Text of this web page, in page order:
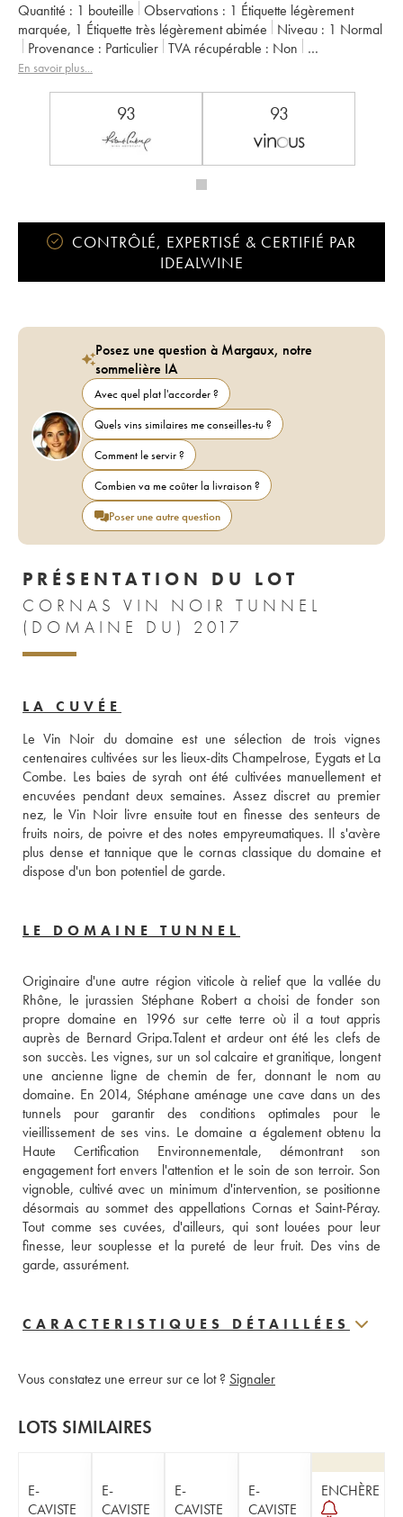
Quantité : 1 bouteille Observations : 1 Étiquette légèrement
marquée, 1 Étiquette très légèrement abimée Niveau : 1 Normal
Provenance : particulier TVA récupérable :
non
Région :
Vallée du Rhône
En savoir plus...
93 93
CONTRÔLÉ, EXPERTISÉ & CERTIFIÉ PAR
IDEALWINE
Posez une question à Margaux, notre
sommelière IA
Avec quel plat l'accorder ?
Quels vins similaires me conseilles-tu ?
Comment le servir ?
Combien va me coûter la livraison ?
Poser une autre question
PRÉSENTATION DU LOT
CORNAS VIN NOIR TUNNEL
(DOMAINE DU) 2017
LA CUVÉE
Le Vin Noir du domaine est une sélection de trois vignes
centenaires cultivées sur les lieux-dits Champelrose, Eygats et La
Combe. Les baies de syrah ont été cultivées manuellement et
encuvées pendant deux semaines. Assez discret au premier
nez, le Vin Noir livre ensuite tout en finesse des senteurs de
fruits noirs, de poivre et des notes empyreumatiques. Il s'avère
plus dense et tannique que le cornas classique du domaine et
dispose d'un bon potentiel de garde.
LE DOMAINE TUNNEL
Originaire d'une autre région viticole à relief que la vallée du
Rhône, le jurassien Stéphane Robert a choisi de fonder son
propre domaine en 1996 sur cette terre où il a tout appris
auprès de Bernard Gripa.Talent et ardeur ont été les clefs de
son succès. Les vignes, sur un sol calcaire et granitique, longent
une ancienne ligne de chemin de fer, donnant le nom au
domaine. En 2014, Stéphane aménage une cave dans un des
tunnels pour garantir des conditions optimales pour le
vieillissement de ses vins. Le domaine a également obtenu la
Haute Certification Environnementale, démontrant son
engagement fort envers l'attention et le soin de son terroir. Son
vignoble, cultivé avec un minimum d'intervention, se positionne
désormais au sommet des appellations Cornas et Saint-Péray.
Tout comme ses cuvées, d'ailleurs, qui sont louées pour leur
finesse, leur souplesse et la pureté de leur fruit. Des vins de
garde, assurément.
CARACTERISTIQUES DÉTAILLÉES
Vous constatez une erreur sur ce lot ? Signaler
LOTS SIMILAIRES
E-
CAVISTE
E-
CAVISTE
E-
CAVISTE
E-
CAVISTE
ENCHÈRE